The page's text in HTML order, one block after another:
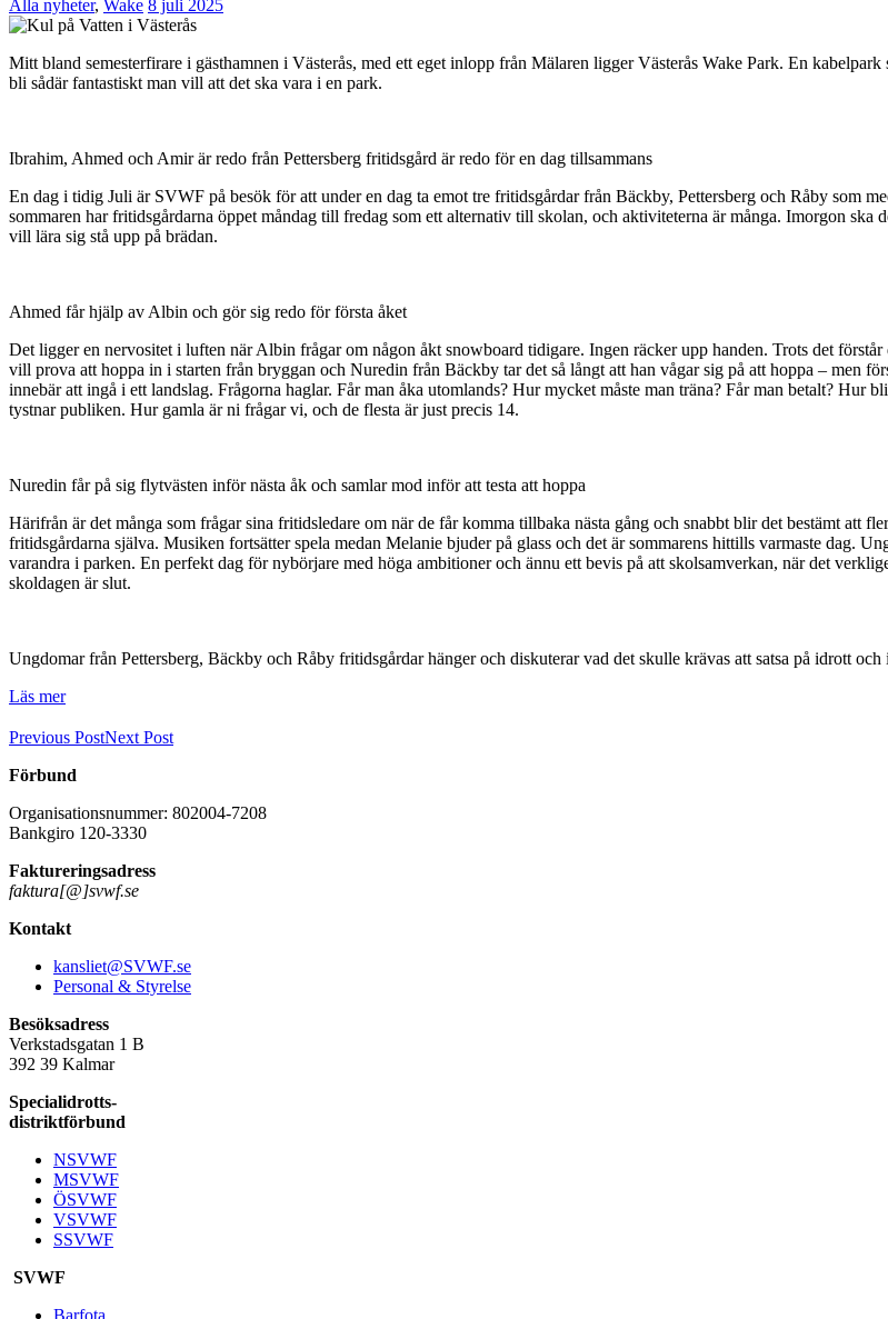
Alla nyheter, Wake 8 juli 2025
Mitt bland semesterfirare i gästhamnen i Västerås, med ett eget inlopp från Mälaren ligger Västerås Wake Park. En
bli sådär fantastiskt man vill att det ska vara i en park.
Ibrahim, Ahmed och Amir är redo från Pettersberg fritidsgård är redo för en dag tillsammans
En dag i tidig Juli är SVWF på besök för att under en dag ta emot tre fritidsgårdar från Bäckby, Pettersberg och Råby som
sommaren har fritidsgårdarna öppet måndag till fredag som ett alternativ till skolan, och aktiviteterna är många. Imorgon ska
vill lära sig stå upp på brädan.
Ahmed får hjälp av Albin och gör sig redo för första åket
Det ligger en nervositet i luften när Albin frågar om någon åkt snowboard tidigare. Ingen räcker upp handen. Trots det
vill prova att hoppa in i starten från bryggan och Nuredin från Bäckby tar det så långt att han vågar sig på att hoppa – men
innebär att ingå i ett landslag. Frågorna haglar. Får man åka utomlands? Hur mycket måste man träna? Får man betalt?
tystnar publiken. Hur gamla är ni frågar vi, och de flesta är just precis 14.
Nuredin får på sig flytvästen inför nästa åk och samlar mod inför att testa att hoppa
Härifrån är det många som frågar sina fritidsledare om när de får komma tillbaka nästa gång och snabbt blir det bestämt att
fritidsgårdarna själva. Musiken fortsätter spela medan Melanie bjuder på glass och det är sommarens hittills varmaste dag.
varandra i parken. En perfekt dag för nybörjare med höga ambitioner och ännu ett bevis på att skolsamverkan, när det
skoldagen är slut.
Ungdomar från Pettersberg, Bäckby och Råby fritidsgårdar hänger och diskuterar vad det skulle krävas att satsa på idrott och
Läs mer
Previous PostNext Post
Förbund
Organisationsnummer: 802004-7208
Bankgiro 120-3330
Faktureringsadress
faktura[@]svwf.se
Kontakt
kansliet@SVWF.se
Personal & Styrelse
Besöksadress
Verkstadsgatan 1 B
392 39 Kalmar
Specialidrotts-
distriktförbund
NSVWF
MSVWF
ÖSVWF
VSVWF
SSVWF
SVWF
Barfota